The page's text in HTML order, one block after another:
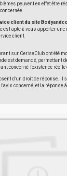
peuvent en effet être
client du site Bodyandco
est apte à vous apporter une
client.
sur CeriseClub ont été
est demandé, permettant
concerné l'existence réelle
d'un droit de réponse. Il
concerné, et la réponse